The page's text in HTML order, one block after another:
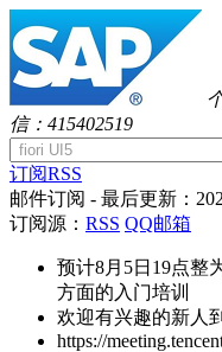
信：415402519
订阅RSS
邮件订阅 - 最后更新：
订阅源： RSS QQ邮箱
预计8月5日19点整
方面的入门培训
欢迎有兴趣的新人
https://